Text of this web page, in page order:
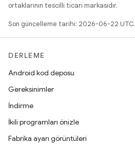
ortaklarının tescilli ticari markasıdır.
Son güncelleme tarihi: 2026-06-22 UTC.
DERLEME
Android kod deposu
Gereksinimler
İndirme
İkili programları önizle
Fabrika ayarı görüntüleri